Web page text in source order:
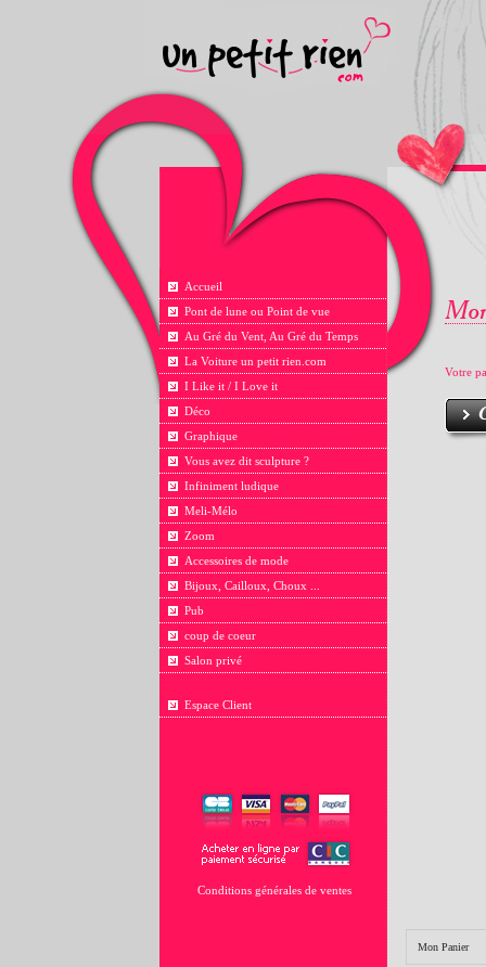
Accueil
Pont de lune ou Point de vue
Au Gré du Vent, Au Gré du Temps
La Voiture un petit rien.com
I Like it / I Love it
Déco
Graphique
Vous avez dit sculpture ?
Infiniment ludique
Meli-Mélo
Zoom
Accessoires de mode
Bijoux, Cailloux, Choux ...
Pub
coup de coeur
Salon privé
Espace Client
Conditions générales de ventes
Votre
Mon Panier